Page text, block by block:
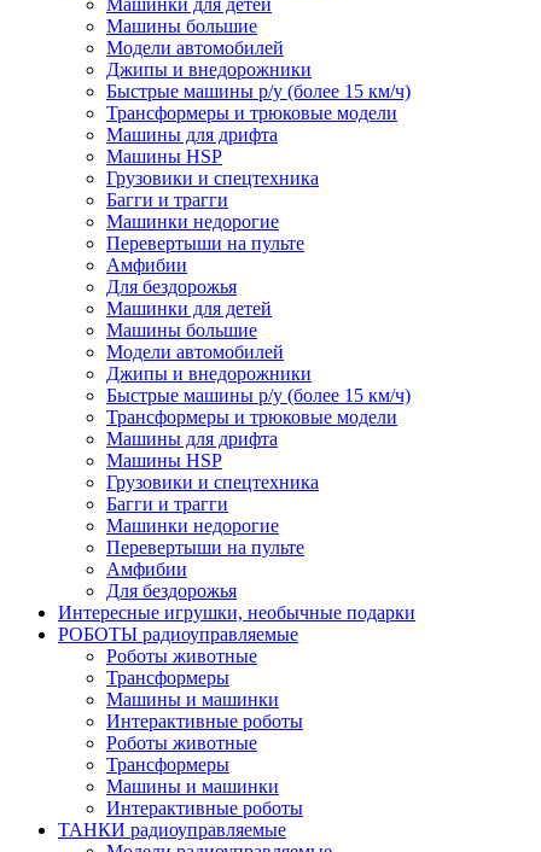
Машины большие
Модели автомобилей
Джипы и внедорожники
Быстрые машины р/у (более 15 км/ч)
Трансформеры и трюковые модели
Машины для дрифта
Машины HSP
Грузовики и спецтехника
Багги и трагги
Машинки недорогие
Перевертыши на пульте
Амфибии
Для бездорожья
Машинки для детей
Машины большие
Модели автомобилей
Джипы и внедорожники
Быстрые машины р/у (более 15 км/ч)
Трансформеры и трюковые модели
Машины для дрифта
Машины HSP
Грузовики и спецтехника
Багги и трагги
Машинки недорогие
Перевертыши на пульте
Амфибии
Для бездорожья
Интересные игрушки, необычные подарки
РОБОТЫ радиоуправляемые
Роботы животные
Трансформеры
Машины и машинки
Интерактивные роботы
Роботы животные
Трансформеры
Машины и машинки
Интерактивные роботы
ТАНКИ радиоуправляемые